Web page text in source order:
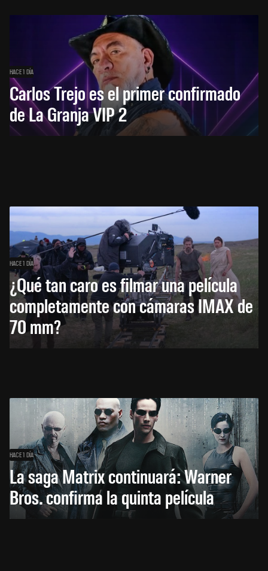
HACE 1 DÍA
Carlos Trejo es el primer confirmado
de La Granja VIP 2
HACE 1 DÍA
¿Qué tan caro es filmar una película
completamente con cámaras IMAX de
70 mm?
HACE 1 DÍA
La saga Matrix continuará: Warner
Bros. confirma la quinta película